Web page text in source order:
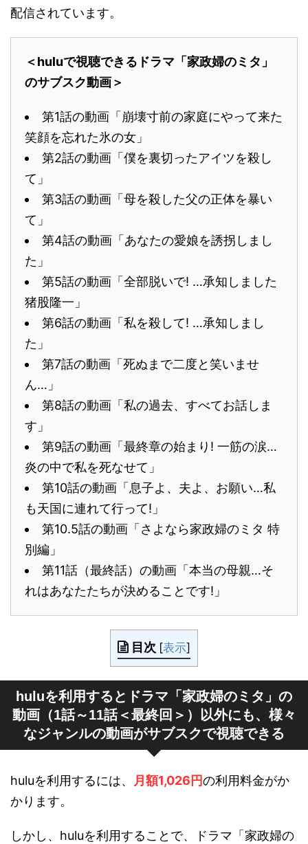
配信されています。
＜huluで視聴できるドラマ「家政婦のミタ」
のサブスク動画＞
第1話の動画「崩壊寸前の家庭にやって来た
笑顔を忘れた氷の女」
第2話の動画「僕を裏切ったアイツを殺し
て」
第3話の動画「母を殺した父の正体を暴い
て」
第4話の動画「あなたの愛娘を誘拐しまし
た」
第5話の動画「全部脱いで! …承知しました
猪股隆一」
第6話の動画「私を殺して! …承知しまし
た」
第7話の動画「死ぬまで二度と笑いませ
ん…」
第8話の動画「私の過去、すべてお話しま
す」
第9話の動画「最終章の始まり! 一筋の涙…
炎の中で私を死なせて」
第10話の動画「息子よ、夫よ、お願い…私
も天国に連れて行って!」
第10.5話の動画「さよなら家政婦のミタ 特
別編」
第11話（最終話）の動画「本当の母親…そ
れはあなたたちが決めることです!」
目次 [表示]
huluを利用するとドラマ「家政婦のミタ」の
動画（1話～11話＜最終回＞）以外にも、様々
なジャンルの動画がサブスクで視聴できる
huluを利用するには、 月額1,026円の利用料金がか
かります。
しかし、huluを利用することで、ドラマ「家政婦の